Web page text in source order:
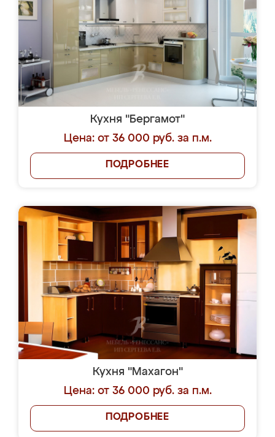
Кухня "Бергамот"
Цена: от 36 000 руб. за п.м.
ПОДРОБНЕЕ
Кухня "Махагон"
Цена: от 36 000 руб. за п.м.
ПОДРОБНЕЕ